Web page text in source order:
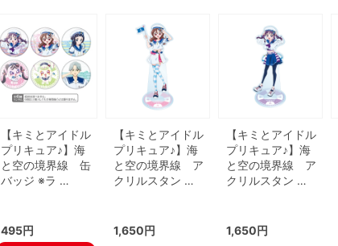
【キミとアイドル
プリキュア♪】海
と空の境界線 缶
バッジ ※ラ …
495円
【キミとアイドル
プリキュア♪】海
と空の境界線 ア
クリルスタン …
1,650円
【キミとアイドル
プリキュア♪】海
と空の境界線 ア
クリルスタン …
1,650円